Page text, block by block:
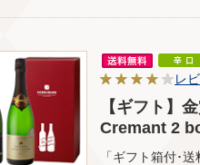
レ
【ギフト】
Cremant 2
「ギフト箱付･